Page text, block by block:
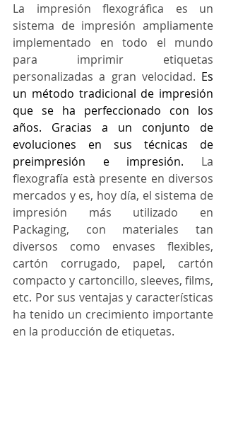
La impresión flexográfica es un
sistema de impresión ampliamente
implementado en todo el mundo
para imprimir etiquetas
personalizadas a gran velocidad. Es
un método tradicional de impresión
que se ha perfeccionado con los
años. Gracias a un conjunto de
evoluciones en sus técnicas de
preimpresión e impresión. La
flexografía està presente en diversos
mercados y es, hoy día, el sistema de
impresión más utilizado en
Packaging, con materiales tan
diversos como envases flexibles,
cartón corrugado, papel, cartón
compacto y cartoncillo, sleeves, films,
etc. Por sus ventajas y características
ha tenido un crecimiento importante
en la producción de etiquetas.